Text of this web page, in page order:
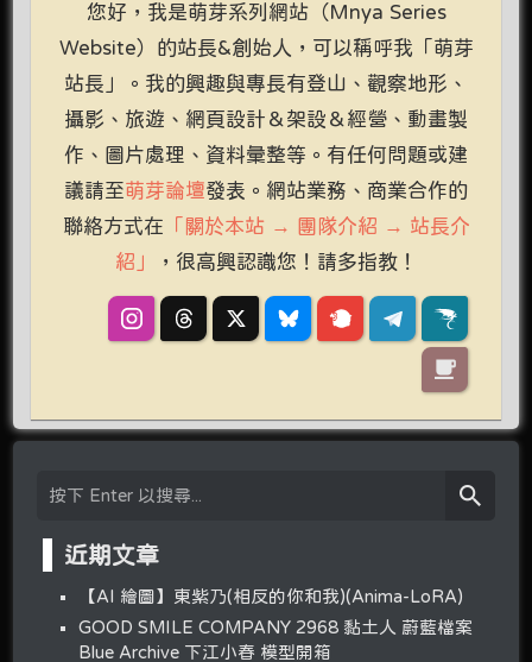
您好，我是萌芽系列網站（Mnya Series
Website）的站長&創始人，可以稱呼我「萌芽
站長」。我的興趣與專長有登山、觀察地形、
攝影、旅遊、網頁設計＆架設＆經營、動畫製
作、圖片處理、資料彙整等。有任何問題或建
議請至萌芽論壇發表。網站業務、商業合作的
聯絡方式在 「關於本站 → 團隊介紹 → 站長介
紹」
，很高興認識您！請多指教！
近期文章
【AI 繪圖】東紫乃(相反的你和我)(Anima-LoRA)
GOOD SMILE COMPANY 2968 黏土人 蔚藍檔案
Blue Archive 下江小春 模型開箱